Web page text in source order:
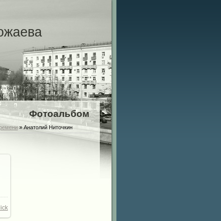
Фотоальбом
» Анатолий Ниточкин